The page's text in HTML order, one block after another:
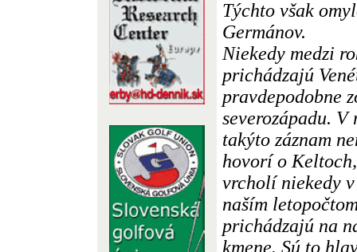
Týchto však
Germánov.
Niekedy medzi
prichádzajú
pravdepodobne
severozápadu.
takýto záznam
hovorí o
vrcholí niekedy
naším
prichádzajú na
kmene. Sú to